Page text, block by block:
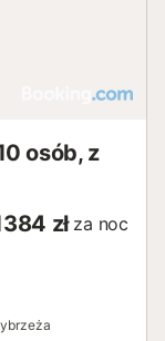
osób, z
zł za noc